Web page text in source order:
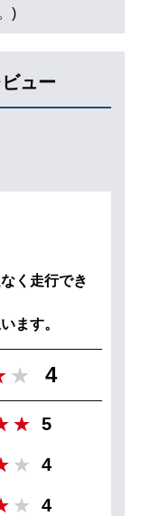
)
ュー
く走行でき
ます。
4
5
4
4